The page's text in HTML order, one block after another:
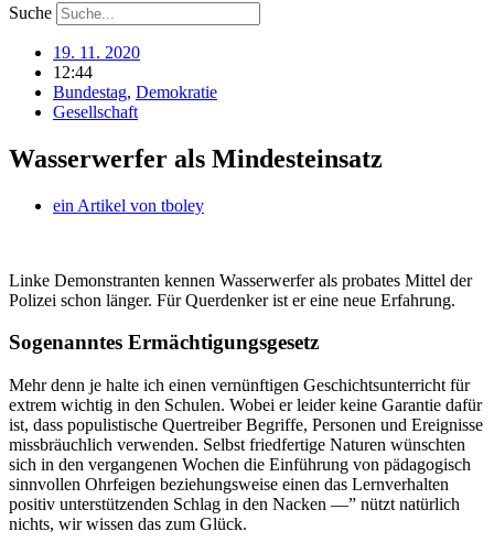
Suche
19. 11. 2020
12:44
Bundestag, Demokratie
Gesellschaft
Wasserwerfer als Mindesteinsatz
ein Artikel von tboley
Linke Demonstranten kennen Wasserwerfer als probates Mittel der
Polizei schon länger. Für Querdenker ist er eine neue Erfahrung.
Sogenanntes Ermächtigungsgesetz
Mehr denn je halte ich einen vernünftigen Geschichtsunterricht für
extrem wichtig in den Schulen. Wobei er leider keine Garantie dafür
ist, dass populistische Quertreiber Begriffe, Personen und Ereignisse
missbräuchlich verwenden. Selbst friedfertige Naturen wünschten
sich in den vergangenen Wochen die Einführung von pädagogisch
sinnvollen Ohrfeigen beziehungsweise einen das Lernverhalten
positiv unterstützenden Schlag in den Nacken —” nützt natürlich
nichts, wir wissen das zum Glück.